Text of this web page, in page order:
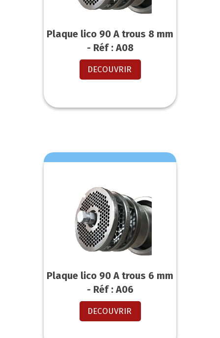
Plaque lico 90 A trous 8 mm
- Réf : A08
DECOUVRIR
Plaque lico 90 A trous 6 mm
- Réf : A06
DECOUVRIR